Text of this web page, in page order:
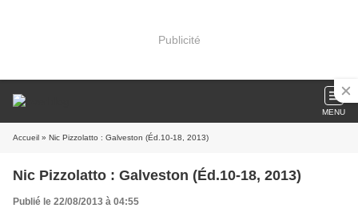
Publicité
MENU
Accueil » Nic Pizzolatto : Galveston (Éd.10-18, 2013)
Nic Pizzolatto : Galveston (Éd.10-18, 2013)
Publié le 22/08/2013 à 04:55